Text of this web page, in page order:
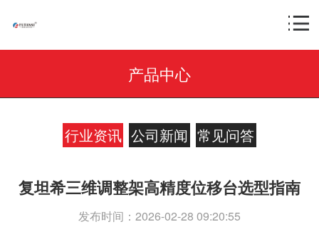
产品中心
行业资讯 公司新闻 常见问答
复坦希三维调整架高精度位移台选型指南
发布时间：2026-02-28 09:20:55